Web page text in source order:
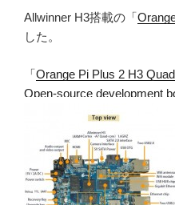
Allwinner H3搭載の「
した。
「Orange Pi Plus 2 H3
Open-source development